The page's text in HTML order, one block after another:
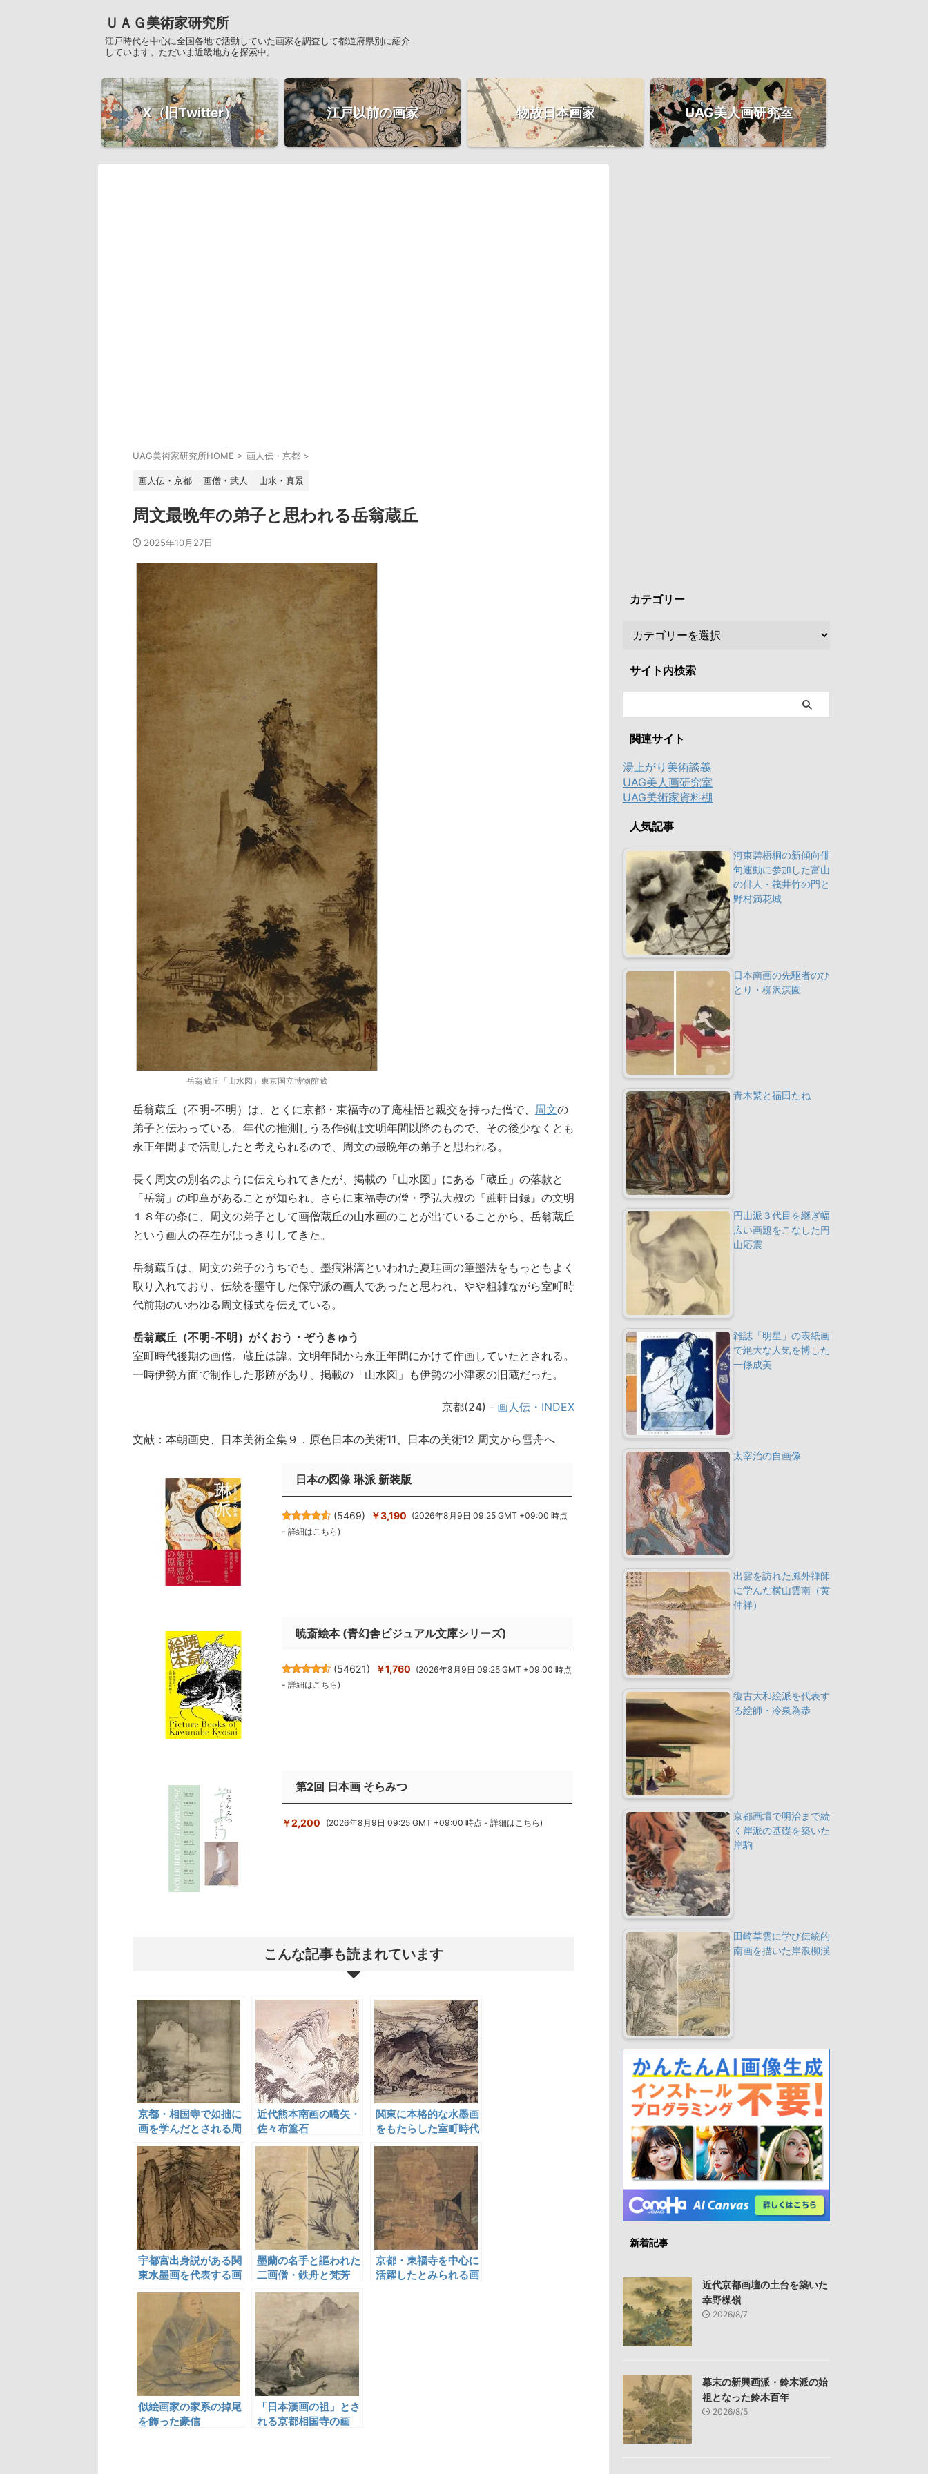
ＵＡＧ美術家研究所
江戸時代を中心に全国各地で活動していた画家を調査して都道府県別に紹介
しています。ただいま近畿地方を探索中。
X（旧Twitter） 江戸以前の画家 物故日本画家 UAG美人画研究室
UAG美術家研究所HOME > 画人伝・京都 >
画人伝・京都 画僧・武人 山水・真景
周文最晩年の弟子と思われる岳翁蔵丘
2025年10月27日
岳翁蔵丘「山水図」東京国立博物館蔵
岳翁蔵丘（不明-不明）は、とくに京都・東福寺の了庵桂悟と親交を持った僧で、 周文の
弟子と伝わっている。年代の推測しうる作例は文明年間以降のもので、その後少なくとも
永正年間まで活動したと考えられるので、周文の最晩年の弟子と思われる。
長く周文の別名のように伝えられてきたが、掲載の「山水図」にある「蔵丘」の落款と
「岳翁」の印章があることが知られ、さらに東福寺の僧・季弘大叔の『蔗軒日録』の文明
１８年の条に、周文の弟子として画僧蔵丘の山水画のことが出ていることから、岳翁蔵丘
という画人の存在がはっきりしてきた。
岳翁蔵丘は、周文の弟子のうちでも、墨痕淋漓といわれた夏珪画の筆墨法をもっともよく
取り入れており、伝統を墨守した保守派の画人であったと思われ、やや粗雑ながら室町時
代前期のいわゆる周文様式を伝えている。
岳翁蔵丘（不明-不明）がくおう・ぞうきゅう
室町時代後期の画僧。蔵丘は諱。文明年間から永正年間にかけて作画していたとされる。
一時伊勢方面で制作した形跡があり、掲載の「山水図」も伊勢の小津家の旧蔵だった。
京都(24)－ 画人伝・INDEX
文献：本朝画史、日本美術全集９．原色日本の美術11、日本の美術12 周文から雪舟へ
日本の図像 琳派 新装版
(5469) ￥3,190 (2026年8月9日 09:25 GMT +09:00 時点
-詳細はこちら )
暁斎絵本 (青幻舎ビジュアル文庫シリーズ)
(54621) ￥1,760 (2026年8月9日 09:25 GMT +09:00 時点
-詳細はこちら )
第2回 日本画 そらみつ
￥2,200 (2026年8月9日 09:25 GMT +09:00 時点 - 詳細はこちら )
こんな記事も読まれています
京都・相国寺で如拙に
画を学んだとされる周
文
近代熊本南画の嚆矢・
佐々布篁石
関東に本格的な水墨画
をもたらした室町時代
の画僧・祥啓
宇都宮出身説がある関
東水墨画を代表する画
僧・祥啓
墨蘭の名手と謳われた
二画僧・鉄舟と梵芳
京都・東福寺を中心に
活躍したとみられる画
似絵画家の家系の掉尾
を飾った豪信
「日本漢画の祖」とさ
れる京都相国寺の画
カテゴリー
サイト内検索
関連サイト
湯上がり美術談義
UAG美人画研究室
UAG美術家資料棚
人気記事
河東碧梧桐の新傾向俳
句運動に参加した富山
の俳人・筏井竹の門と
野村満花城
日本南画の先駆者のひ
とり・柳沢淇園
青木繁と福田たね
円山派３代目を継ぎ幅
広い画題をこなした円
山応震
雑誌「明星」の表紙画
で絶大な人気を博した
一條成美
太宰治の自画像
出雲を訪れた風外禅師
に学んだ横山雲南（黄
仲祥）
復古大和絵派を代表す
る絵師・冷泉為恭
京都画壇で明治まで続
く岸派の基礎を築いた
岸駒
田崎草雲に学び伝統的
南画を描いた岸浪柳渓
新着記事
近代京都画壇の土台を築いた
幸野楳嶺
2026/8/7
幕末の新興画派・鈴木派の始
祖となった鈴木百年
2026/8/5